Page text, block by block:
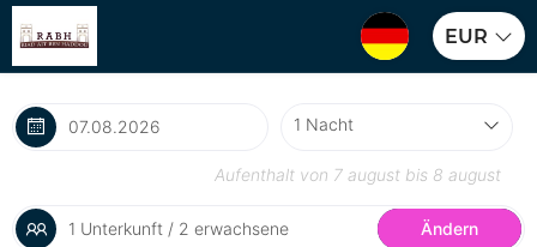
EUR
Aufenthalt von 7 august bis 8 august
1 Unterkunft / 2 erwachsene Ändern